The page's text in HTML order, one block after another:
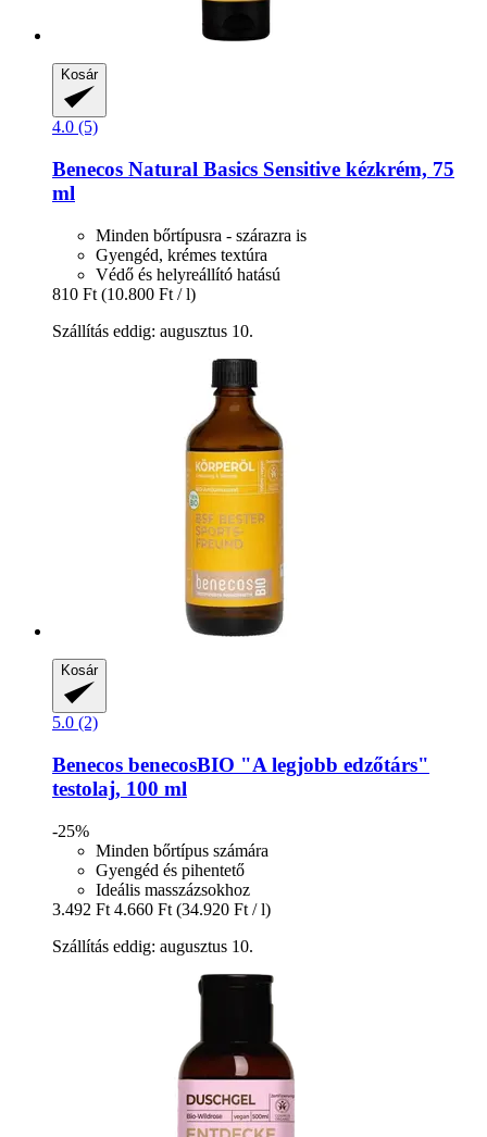
Kosár
4.0 (5)
Benecos Natural Basics Sensitive kézkrém, 75
ml
Minden bőrtípusra - szárazra is
Gyengéd, krémes textúra
Védő és helyreállító hatású
810 Ft (10.800 Ft / l)
Szállítás eddig: augusztus 10.
Kosár
5.0 (2)
Benecos benecosBIO "A legjobb edzőtárs"
testolaj, 100 ml
-25%
Minden bőrtípus számára
Gyengéd és pihentető
Ideális masszázsokhoz
3.492 Ft 4.660 Ft (34.920 Ft / l)
Szállítás eddig: augusztus 10.